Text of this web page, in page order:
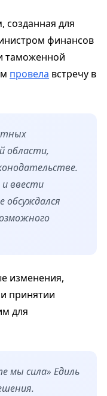
для
финансов
таможенной
провела встречу в
области,
ввести
обсуждался
изменения,
принятии
для
мы сила» Едиль